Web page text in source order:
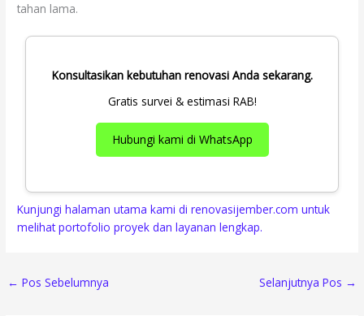
tahan lama.
Konsultasikan kebutuhan renovasi Anda sekarang.
Gratis survei & estimasi RAB!
Hubungi kami di WhatsApp
Kunjungi halaman utama kami di renovasijember.com untuk
melihat portofolio proyek dan layanan lengkap.
← Pos Sebelumnya Selanjutnya Pos →